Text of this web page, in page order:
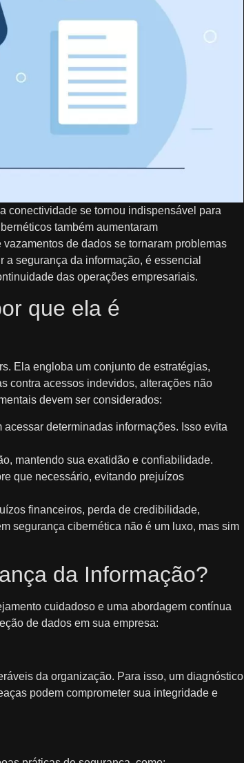
conectividade se tornou indispensável para
também aumentaram
de dados se tornaram problemas
segurança da informação, é essencial
das operações empresariais.
que ela é
Ela engloba um conjunto de estratégias,
contra acessos indevidos, alterações não
devem ser considerados:
determinadas informações. Isso evita
mantendo sua exatidão e confiabilidade.
que necessário, evitando prejuízos
financeiros, perda de credibilidade,
segurança cibernética não é um luxo, mas sim
da Informação?
cuidadoso e uma abordagem contínua
de dados em sua empresa:
da organização. Para isso, um diagnóstico
podem comprometer sua integridade e